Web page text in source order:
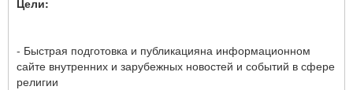
Цели:
- Быстрая подготовка и публикацияна информационном
сайте внутренних и зарубежных новостей и событий в сфере
религии